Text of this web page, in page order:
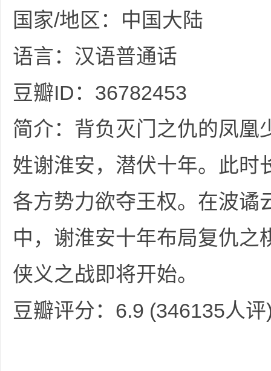
国家/地区：中国大陆
语言：汉语普通话
豆瓣ID：36782453
简介：背负灭门之仇的凤凰
姓谢淮安，潜伏十年。此时
各方势力欲夺王权。在波谲
中，谢淮安十年布局复仇之
侠义之战即将开始。
豆瓣评分：6.9 (346135人评